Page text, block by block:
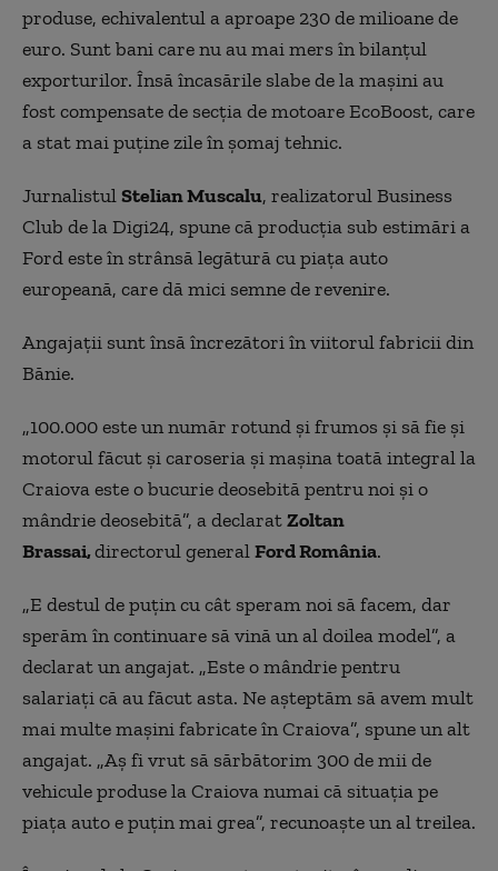
produse, echivalentul a aproape 230 de milioane de
euro. Sunt bani care nu au mai mers în bilanţul
exporturilor. Însă încasările slabe de la maşini au
fost compensate de secţia de motoare EcoBoost, care
a stat mai puţine zile în şomaj tehnic.
JurnalistulStelian Muscalu, realizatorul Business
Club de la Digi24, spune că producția sub estimări a
Ford este în strânsă legătură cu piața auto
europeană, care dă mici semne de revenire.
Angajaţii sunt însă încrezători în viitorul fabricii din
Bănie.
„100.000 este un număr rotund şi frumos şi să fie şi
motorul făcut şi caroseria şi maşina toată integral la
Craiova este o bucurie deosebită pentru noi şi o
mândrie deosebită”, a declaratZoltan
Brassai,directorul generalFord România.
„E destul de puţin cu cât speram noi să facem, dar
sperăm în continuare să vină un al doilea model”, a
declarat un angajat. „Este o mândrie pentru
salariaţi că au făcut asta. Ne aşteptăm să avem mult
mai multe maşini fabricate în Craiova”, spune un alt
angajat. „Aş fi vrut să sărbătorim 300 de mii de
vehicule produse la Craiova numai că situaţia pe
piaţa auto e puţin mai grea”, recunoaște un al treilea.